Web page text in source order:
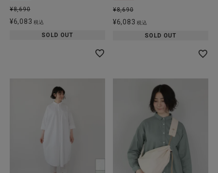
¥8,690
¥6,083 税込
SOLD OUT
¥8,690
¥6,083 税込
SOLD OUT